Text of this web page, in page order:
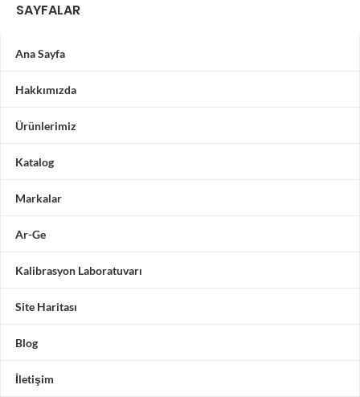
SAYFALAR
Ana Sayfa
Hakkımızda
Ürünlerimiz
Katalog
Markalar
Ar-Ge
Kalibrasyon Laboratuvarı
Site Haritası
Blog
İletişim